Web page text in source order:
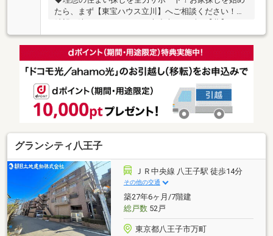
たら、まず【東宝ハウス立川】へご相談ください！ご
【理想】をお聞かせください。お客様に【安心・安
全・楽しい】と感じていただけるよう全力でサポート
します！◆お客様が本当に「知りたいこと」を正直に
お伝えします！物件の良い点・注意点を正直にご説
ーン残債を見える化し、金利上昇を考慮したライフプ
ランをご提案。理想の暮らしを叶える住まいをご紹介
します！【資料請求】、【見学予約】ボタンをクリッ
グランシティ八王子
ＪＲ中央線 八王子駅 徒歩14分
その他の交通
築27年6ヶ月/7階建
総戸数52戸
東京都八王子市万町